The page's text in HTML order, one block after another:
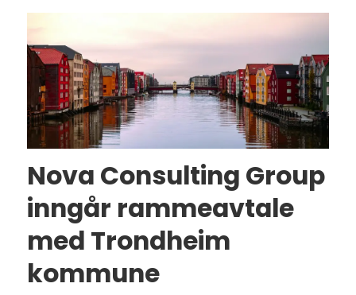
Nova Consulting Group
inngår rammeavtale
med Trondheim
kommune